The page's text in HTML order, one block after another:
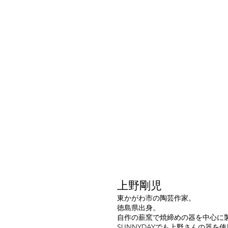
上野剛児
東かがわ市の陶芸作家。
徳島県出身。
自作の薪窯で焼締めの器を中心に